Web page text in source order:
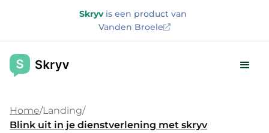
Skryvis een product van
Vanden Broele
Home
Landing
Blink uit in je dienstverlening met skryv